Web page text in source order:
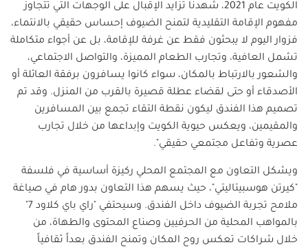
الكويت عام 2021، شهدنا تزايد الإقبال على الوجهات التي تتجاوز
مفهوم الإقامة التقليدية لتمنح الضيوف إحساس حقيقي بالانتماء،
فزوار اليوم لا يبحثون فقط عن غرفة للإقامة، بل عن أجواء متكاملة
تشمل العافية، وتجارب الطعام المميزة، والتواصل الاجتماعي،
والشعور بالارتباط بالمكان، سواء كانوا يسافرون برفقة العائلة أو
الأصدقاء أو حتى لقضاء عطلة قصيرة بالقرب من المنزل. وقد تم
تصميم هذا الفندق ليكون نقطة التقاء تجمع بين المسافرين
والمقيمين، ويعكس حيوية الكويت وإبداعها من خلال تجارب
عصرية وتفاعل مجتمعي حقيقي".
ويشكل التعاون مع المجتمع المحلي ركيزة أساسية في فلسفة
"كيرتن هوسبيتاليتي"، حيث يسهم هذا التعاون بدور هام في صياغة
بالمواهب المحلية من الحرفيين وصناع المحتوى والطهاة، من
خلال شراكات تعكس روح المكان وتمنح الفندق بعداً ثقافياً